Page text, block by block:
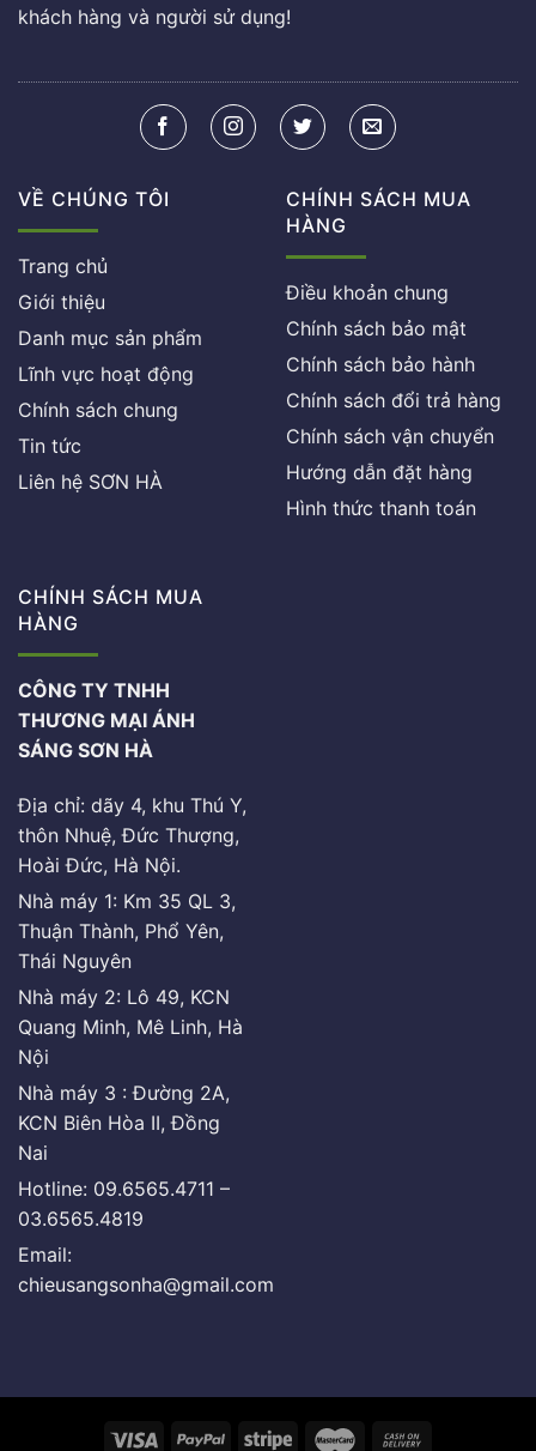
khách hàng và người sử dụng!
VỀ CHÚNG TÔI
Trang chủ
Giới thiệu
Danh mục sản phẩm
Lĩnh vực hoạt động
Chính sách chung
Tin tức
Liên hệ SƠN HÀ
CHÍNH SÁCH MUA
HÀNG
Điều khoản chung
Chính sách bảo mật
Chính sách bảo hành
Chính sách đổi trả hàng
Chính sách vận chuyển
Hướng dẫn đặt hàng
Hình thức thanh toán
CHÍNH SÁCH MUA
HÀNG
CÔNG TY TNHH
THƯƠNG MẠI ÁNH
SÁNG SƠN HÀ
Địa chỉ: dãy 4, khu Thú Y,
thôn Nhuệ, Đức Thượng,
Hoài Đức, Hà Nội.
Nhà máy 1: Km 35 QL 3,
Thuận Thành, Phổ Yên,
Thái Nguyên
Nhà máy 2: Lô 49, KCN
Quang Minh, Mê Linh, Hà
Nội
Nhà máy 3 : Đường 2A,
KCN Biên Hòa II, Đồng
Nai
Hotline: 09.6565.4711 –
03.6565.4819
Email:
chieusangsonha@gmail.com